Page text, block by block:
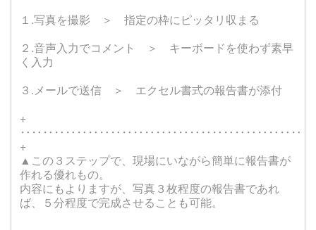
１.写真を撮影 ＞ 指定の枠にピッタリ収まる
２.音声入力でコメント ＞ キーボードを使わず素早
く入力
３.メールで送信 ＞ エクセル書式の報告書が添付
+
+
▲この３ステップで、現場にいながら簡単に報告書が
作れる優れもの。
内容にもよりますが、写真３枚程度の報告書であれ
ば、５分程度で完成させることも可能。